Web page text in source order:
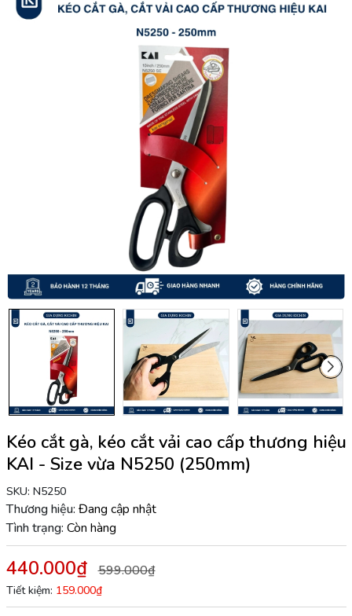
Kéo cắt gà, kéo cắt vải cao cấp thương hiệu
KAI - Size vừa N5250 (250mm)
SKU: N5250
Thương hiệu: Đang cập nhật
Tình trạng: Còn hàng
440.000₫ 599.000₫
Tiết kiệm: 159.000₫